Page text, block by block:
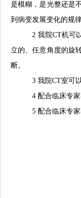
是模糊，是光整还是
到病变发展变化的规
2 我院CT机可以对
立的、任意角度的旋
断。
3 我院CT室可以做
4 配合临床专家在
5 配合临床专家在